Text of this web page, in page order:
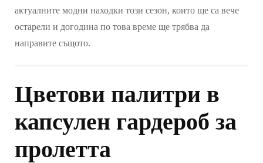
актуалните модни находки този сезон, които ще са вече
остарели и догодина по това време ще трябва да
направите същото.
Цветови палитри в
капсулен гардероб за
пролетта